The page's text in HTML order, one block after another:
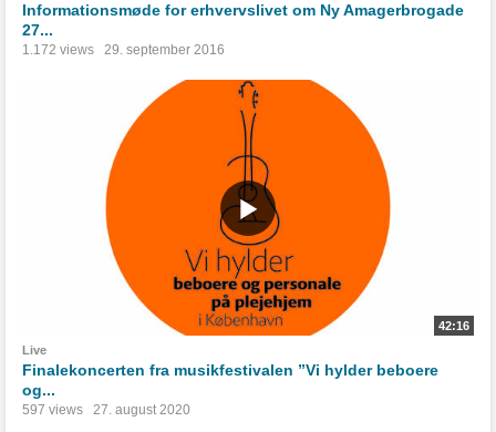
Informationsmøde for erhvervslivet om Ny Amagerbrogade
27...
1.172 views 29. september 2016
42:16
Live
Finalekoncerten fra musikfestivalen ”Vi hylder beboere
og...
597 views 27. august 2020